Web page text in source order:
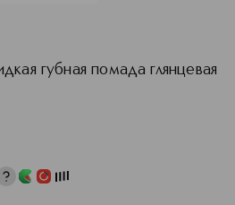
губная помада глянцевая